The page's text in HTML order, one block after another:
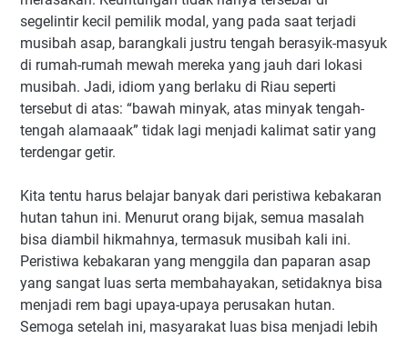
segelintir kecil pemilik modal, yang pada saat terjadi
musibah asap, barangkali justru tengah berasyik-masyuk
di rumah-rumah mewah mereka yang jauh dari lokasi
musibah. Jadi, idiom yang berlaku di Riau seperti
tersebut di atas: “bawah minyak, atas minyak tengah-
tengah alamaaak” tidak lagi menjadi kalimat satir yang
terdengar getir.
Kita tentu harus belajar banyak dari peristiwa kebakaran
hutan tahun ini. Menurut orang bijak, semua masalah
bisa diambil hikmahnya, termasuk musibah kali ini.
Peristiwa kebakaran yang menggila dan paparan asap
yang sangat luas serta membahayakan, setidaknya bisa
menjadi rem bagi upaya-upaya perusakan hutan.
Semoga setelah ini, masyarakat luas bisa menjadi lebih